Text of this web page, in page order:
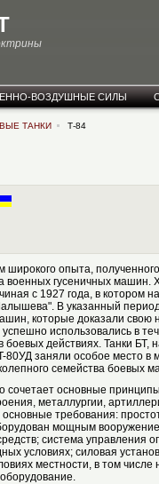
ВОЗДУШНЫЕ СИЛЫ
ТАНКИ Т-84
опыта,
гусеничных машин.
с 1927 года, в котором
В указанный
которые доказали свою
использовались в
боевых действиях. Танки БТ,
заняли особое место в
семейства боевых
сочетает основные
металлургии,
требования:
мощным
система управления
условиях; силовая
местности, в том